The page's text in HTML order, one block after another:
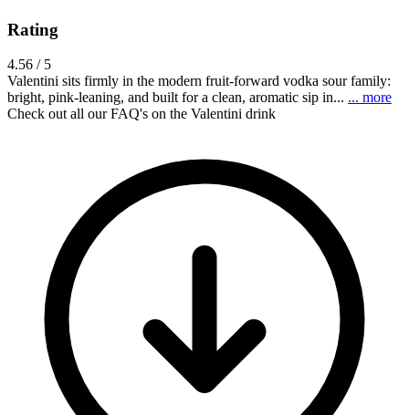
Rating
4.56 / 5
Valentini sits firmly in the modern fruit-forward vodka sour family:
bright, pink-leaning, and built for a clean, aromatic sip in... ... more
Check out all our FAQ's on the Valentini drink